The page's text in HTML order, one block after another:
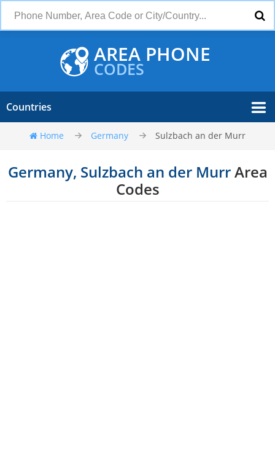
AREA PHONE
CODES
Countries
Home Germany Sulzbach an der Murr
Germany, Sulzbach an der MurrArea
Codes